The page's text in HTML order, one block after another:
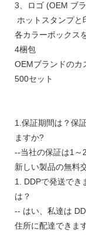
3、ロゴ (OEM ブ
ホットスタンプ
各カラーボックス
4梱包
OEMブランドのカ
500セット
1.保証期間は？保
ますか?
--当社の保証は1～
新しい製品の無料
1. DDPで発送でき
は？
-- はい、私達は
住所に配達できます